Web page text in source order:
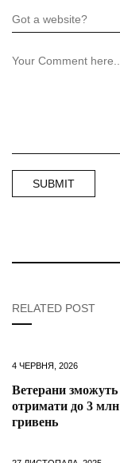
RELATED POST
4 ЧЕРВНЯ, 2026
Ветерани зможуть
отримати до 3 млн
гривень